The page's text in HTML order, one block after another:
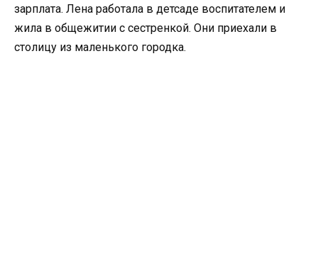
зарплата. Лена работала в детсаде воспитателем и
жила в общежитии с сестренкой. Они приехали в
столицу из маленького городка.